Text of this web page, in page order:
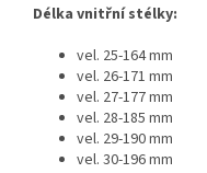
Délka vnitřní stélky:
vel. 25-164 mm
vel. 26-171 mm
vel. 27-177 mm
vel. 28-185 mm
vel. 29-190 mm
vel. 30-196 mm